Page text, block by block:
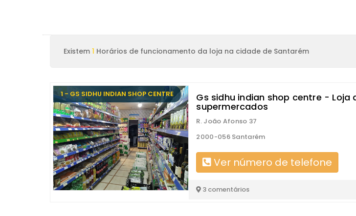
Existem 1 Horários de funcionamento da loja na cidade de Santarém
1 - GS SIDHU INDIAN SHOP CENTRE Gs sidhu indian shop centre - Loja
supermercados
R. João Afonso 37
2000-056 Santarém
Ver número de telefone
3 comentários